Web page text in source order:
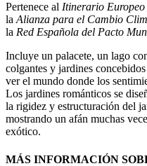
Pertenece al Itinerario
laAlianza para el Cambio
la Red Española del Pacto
Incluye un palacete, un lago
colgantes y jardines
ver el mundo donde los
Los jardines románticos se
la rigidez y estructuración del
mostrando un afán muchas
exótico.
MÁS INFORMACIÓN